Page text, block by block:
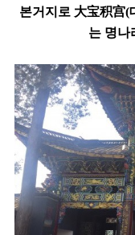
본거지로 大宝积宫(
는 명나